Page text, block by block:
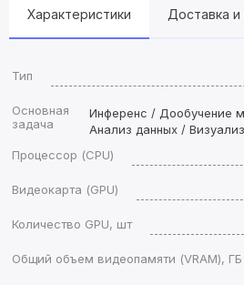
Характеристики Доставка и
Тип
Основная
задача
Инференс / Дообучение
Анализ данных /
Процессор (CPU)
Видеокарта (GPU)
Количество GPU, шт
Общий объем видеопамяти (VRAM), ГБ